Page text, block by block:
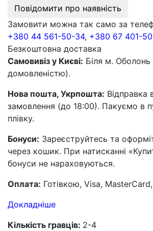
Повідомити про наявність
Замовити можна так само за
+380 44 561-50-34, +380 67 401-
Безкоштовна доставка
Самовивіз у Києві: Біля м. Оболонь
домовленістю).
Нова пошта, Укрпошта: Відправка
замовлення (до 18:00). Пакуємо в
плівку.
Бонуси: Зареєструйтесь та
через кошик. При натисканні
бонуси не нараховуються.
Оплата: Готівкою, Visa,
Докладніше
Кількість гравців: 2-4